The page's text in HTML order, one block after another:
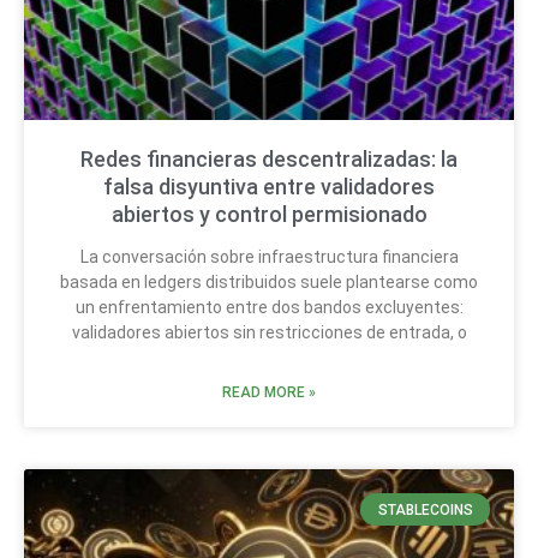
Redes financieras descentralizadas: la
falsa disyuntiva entre validadores
abiertos y control permisionado
La conversación sobre infraestructura financiera
basada en ledgers distribuidos suele plantearse como
un enfrentamiento entre dos bandos excluyentes:
validadores abiertos sin restricciones de entrada, o
READ MORE »
STABLECOINS